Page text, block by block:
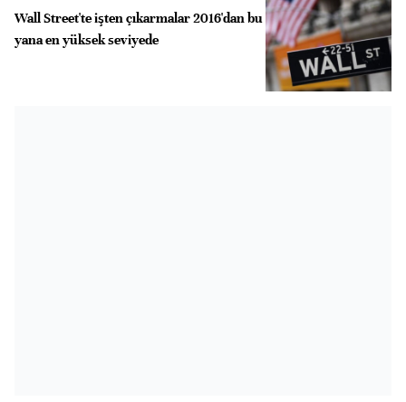
Wall Street'te işten çıkarmalar 2016'dan bu
yana en yüksek seviyede